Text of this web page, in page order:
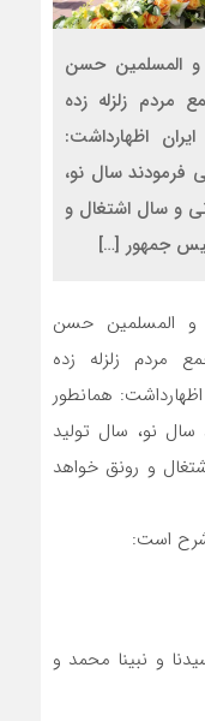
و المسلمین حسن
مردم زلزله زده
اظهارداشت:
فرمودند سال نو،
و سال اشتغال و
جمهور […]
و المسلمین حسن
مردم زلزله زده
همانطور
سال نو، سال تولید
و رونق خواهد
شرح است:
و نبینا محمد و